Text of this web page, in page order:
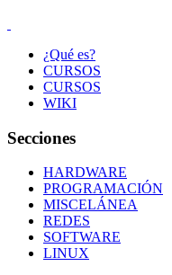
¿Qué es?
CURSOS
CURSOS
WIKI
Secciones
HARDWARE
PROGRAMACIÓN
MISCELÁNEA
REDES
SOFTWARE
LINUX